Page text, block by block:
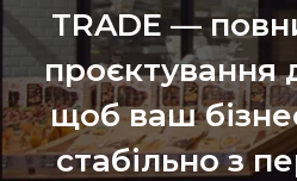
TRADE —
проєктування
щоб ваш
стабільно з